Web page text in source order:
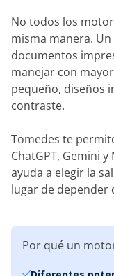
No todos los
misma manera.
documentos
manejar con
pequeño, diseños
contraste.
Tomedes te
ChatGPT, Gemini
ayuda a elegir la
lugar de depender
Por qué un